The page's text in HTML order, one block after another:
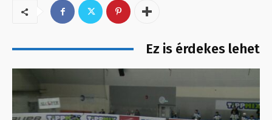
Ez is érdekes lehet